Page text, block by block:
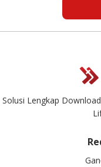
Solusi Lengkap